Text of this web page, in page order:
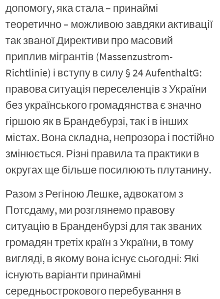
допомогу, яка стала – принаймі
теоретично – можливою завдяки активації
так званої Директиви про масовий
приплив мігрантів (Massenzustrom-
Richtlinie) і вступу в силу § 24 AufenthaltG:
правова ситуація переселенців з України
без українського громадянства є значно
гіршою як в Брандебурзі, так і в інших
містах. Вона складна, непрозора і постійно
змінюється. Різні правила та практики в
округах ще більше посилюють плутанину.
Разом з Регіною Лешке, адвокатом з
Потсдаму, ми розглянемо правову
ситуацію в Бранденбурзі для так званих
громадян третіх країн з України, в тому
вигляді, в якому вона існує сьогодні: Які
існують варіанти принаймні
середньострокового перебування в